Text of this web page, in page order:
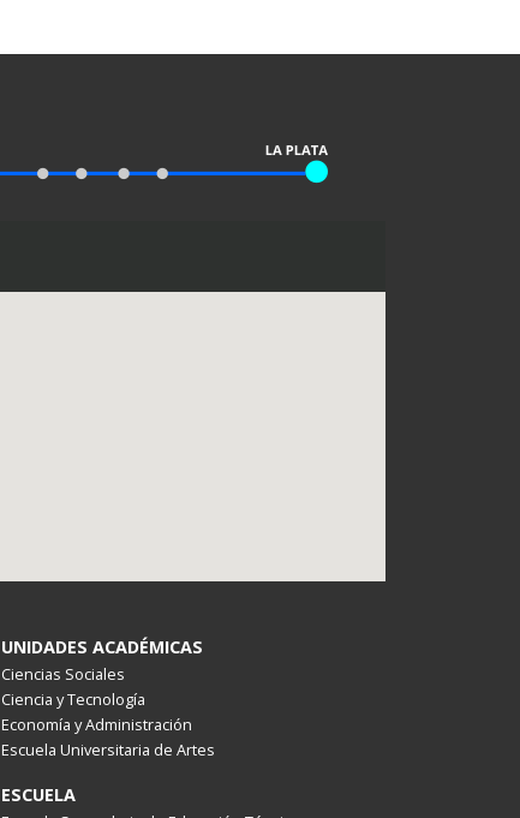
UNIDADES ACADÉMICAS
Ciencias Sociales
Ciencia y Tecnología
Economía y Administración
Escuela Universitaria de Artes
ESCUELA